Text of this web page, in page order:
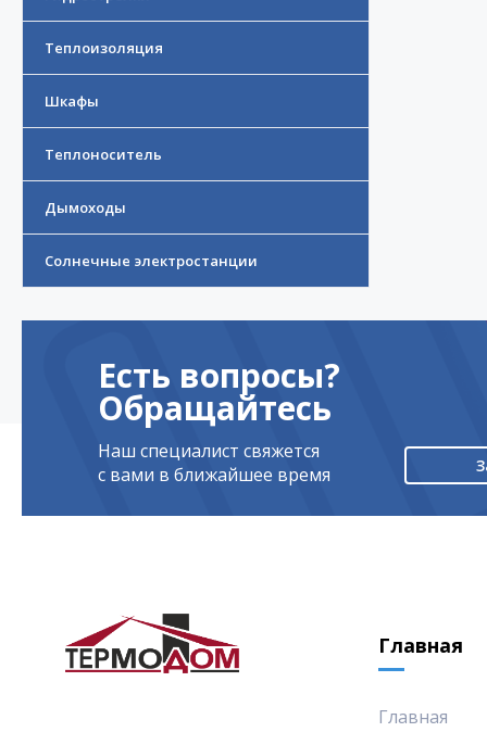
Теплоизоляция
Шкафы
Теплоноситель
Дымоходы
Солнечные электростанции
Есть вопросы?
Обращайтесь
Наш специалист свяжется
с вами в ближайшее время
Главная
Главная